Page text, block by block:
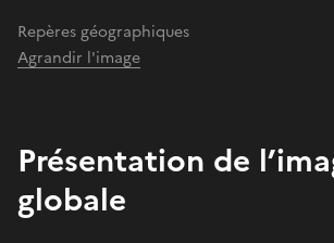
Repères géographiques
Agrandir l'image
Présentation de
globale